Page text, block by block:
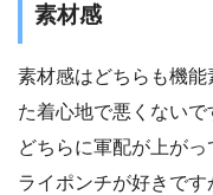
素材感
素材感はどちらも機
た着心地で悪くないで
どちらに軍配が上が
ライポンチが好きです